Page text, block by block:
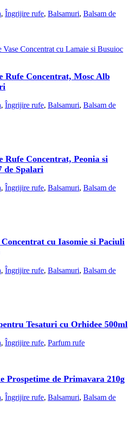
, Îngrijire rufe, Balsamuri, Balsam de
Rufe Concentrat, Mosc Alb
, Îngrijire rufe, Balsamuri, Balsam de
Rufe Concentrat, Peonia si
de Spalari
, Îngrijire rufe, Balsamuri, Balsam de
cu Iasomie si Paciuli
, Îngrijire rufe, Balsamuri, Balsam de
Tesaturi cu Orhidee 500ml
, Îngrijire rufe, Parfum rufe
Prospetime de Primavara 210g
, Îngrijire rufe, Balsamuri, Balsam de